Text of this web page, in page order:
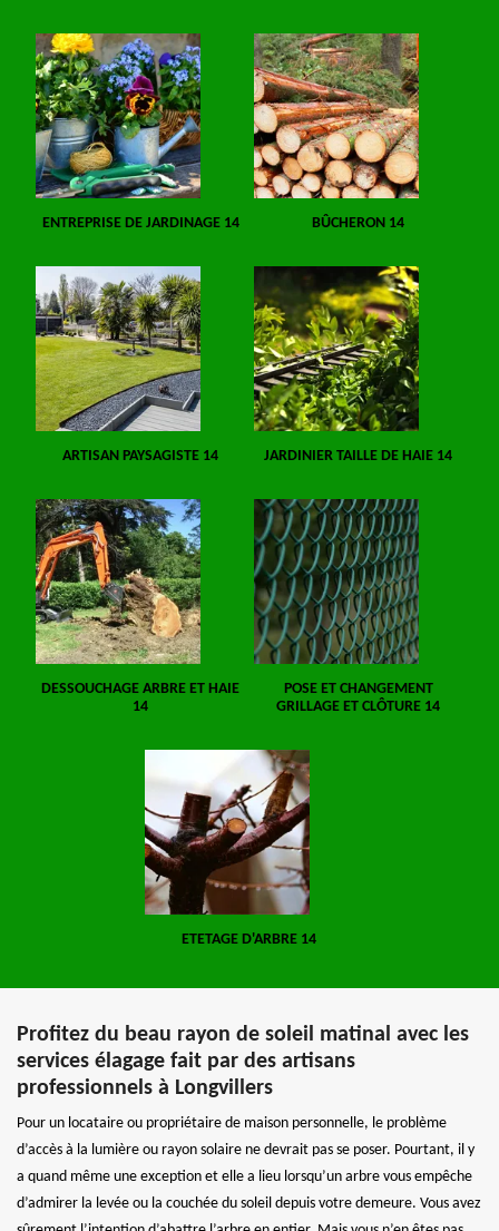
ENTREPRISE DE JARDINAGE 14 BÛCHERON 14
ARTISAN PAYSAGISTE 14 JARDINIER TAILLE DE HAIE 14
DESSOUCHAGE ARBRE ET HAIE
14
POSE ET CHANGEMENT
GRILLAGE ET CLÔTURE 14
ETETAGE D'ARBRE 14
Profitez du beau rayon de soleil matinal avec les
services élagage fait par des artisans
professionnels à Longvillers
Pour un locataire ou propriétaire de maison personnelle, le problème
d’accès à la lumière ou rayon solaire ne devrait pas se poser. Pourtant, il y
a quand même une exception et elle a lieu lorsqu’un arbre vous empêche
d’admirer la levée ou la couchée du soleil depuis votre demeure. Vous avez